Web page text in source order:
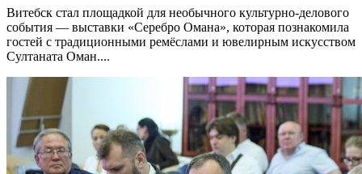
Витебск стал площадкой для необычного культурно-делового
события — выставки «Серебро Омана», которая познакомила
гостей с традиционными ремёслами и ювелирным искусством
Султаната Оман....